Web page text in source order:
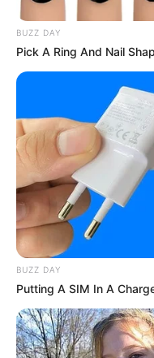
(foto:
Biodata & Profil
Nama Lengkap: Park Ji
Nama Inggris: Jamie Park
Nama Panggung: Jamie
Nama Panggilan: Jamie,
Tempat, Tanggal Lahir:
1997
BUZZ DAY
Pick A Ring And Nail
BUZZ DAY
Putting A SIM In A